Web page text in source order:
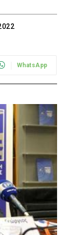
WhatsApp